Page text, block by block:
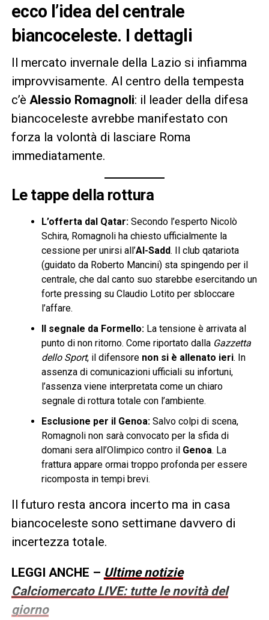
ecco l’idea del centrale
biancoceleste. I dettagli
Il mercato invernale della Lazio si infiamma
improvvisamente. Al centro della tempesta
c’è Alessio Romagnoli: il leader della difesa
biancoceleste avrebbe manifestato con
forza la volontà di lasciare Roma
immediatamente.
Le tappe della rottura
L’offerta dal Qatar:Secondo l’esperto Nicolò
Schira, Romagnoli ha chiesto ufficialmente la
cessione per unirsi all’Al-Sadd. Il club qatariota
(guidato da Roberto Mancini) sta spingendo per il
centrale, che dal canto suo starebbe esercitando un
forte pressing su Claudio Lotito per sbloccare
l’affare.
Il segnale da Formello:La tensione è arrivata al
punto di non ritorno. Come riportato dalla Gazzetta
dello Sport, il difensore non si è allenato ieri. In
assenza di comunicazioni ufficiali su infortuni,
l’assenza viene interpretata come un chiaro
segnale di rottura totale con l’ambiente.
Esclusione per il Genoa:Salvo colpi di scena,
Romagnoli non sarà convocato per la sfida di
domani sera all’Olimpico contro il Genoa. La
frattura appare ormai troppo profonda per essere
ricomposta in tempi brevi.
Il futuro resta ancora incerto ma in casa
biancoceleste sono settimane davvero di
incertezza totale.
LEGGI ANCHE – Ultime notizie
Calciomercato LIVE: tutte le novità del
giorno